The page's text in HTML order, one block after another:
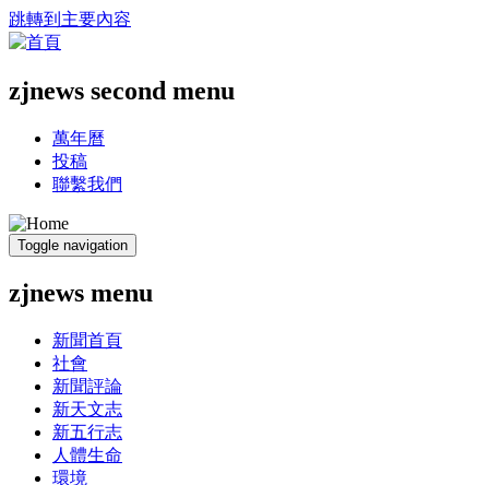
跳轉到主要內容
zjnews second menu
萬年曆
投稿
聯繫我們
Toggle navigation
zjnews menu
新聞首頁
社會
新聞評論
新天文志
新五行志
人體生命
環境